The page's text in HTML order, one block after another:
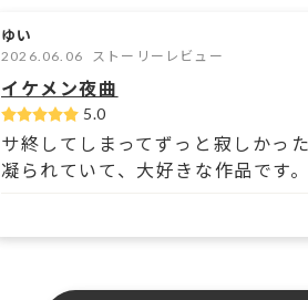
ゆい
2026.06.06 ストーリーレビュー
イケメン夜曲
5.0
サ終してしまってずっと寂しかっ
凝られていて、大好きな作品です。